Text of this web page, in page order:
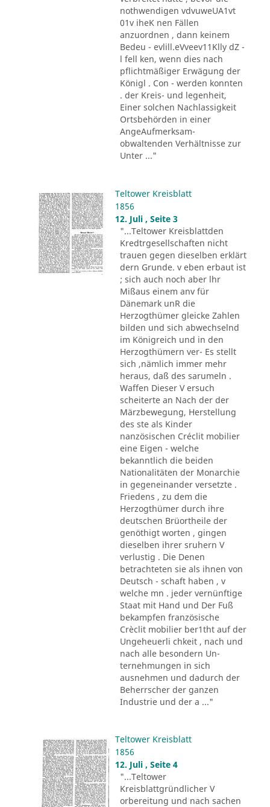
nothwendigen vdvuweUA1vt
01v iheK nen Fällen
anzuordnen , dann keinem
Bedeu - evlill.eVveev11Klly dZ -
l fell ken, wenn dies nach
pflichtmäßiger Erwägung der
Königl . Con - werden konnten
. der Kreis- und legenheit,
Einer solchen Nachlassigkeit
Ortsbehörden in einer
AngeAufmerksam-
obwaltenden Verhältnisse zur
Unter ..."
Teltower Kreisblatt
1856
12. Juli , Seite 3
"...Teltower Kreisblattden
Kredtrgesellschaften nicht
trauen gegen dieselben erklärt
dern Grunde. v eben erbaut ist
; sich auch noch aber lhr
Mißaus einem anv für
Dänemark unR die
Herzogthümer gleicke Zahlen
bilden und sich abwechselnd
im Königreich und in den
Herzogthümern ver- Es stellt
sich ,nämlich immer mehr
heraus, daß des sarumeln .
Waffen Dieser V ersuch
scheiterte an Nach der der
Märzbewegung, Herstellung
des ste als Kinder
nanzösischen Créclit mobilier
eine Eigen - welche
bekanntlich die beiden
Nationalitäten der Monarchie
in gegeneinander versetzte .
Friedens , zu dem die
Herzogthümer durch ihre
deutschen Brüortheile der
genöthigt worten , gingen
dieselben ihrer sruhern V
verlustig . Die Denen
betrachteten sie als ihnen von
Deutsch - schaft haben , v
welche mn . jeder vernünftige
Staat mit Hand und Der Fuß
bekampfen französische
Crèclit mobilier ber1tht auf der
Ungeheuerli chkeit , nach und
nach alle besondern Un-
ternehmungen in sich
ausnehmen und dadurch der
Beherrscher der ganzen
Industrie und der a ..."
Teltower Kreisblatt
1856
12. Juli , Seite 4
"...Teltower
Kreisblattgründlicher V
orbereitung und nach sachen